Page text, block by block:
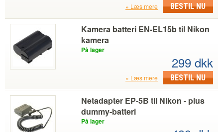
BESTIL NU
Læs mere
Kamera batteri EN-EL15b til Nikon
kamera
På lager
299 dkk
BESTIL NU
Læs mere
Netadapter EP-5B til Nikon - plus
dummy-batteri
På lager